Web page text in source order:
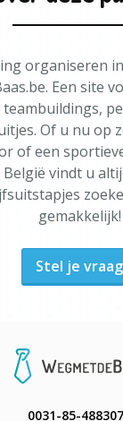
organiseren
Een site
Of u nu op
of een
vindt u
gemakkelijk!
Stel je vraag
0031-85-